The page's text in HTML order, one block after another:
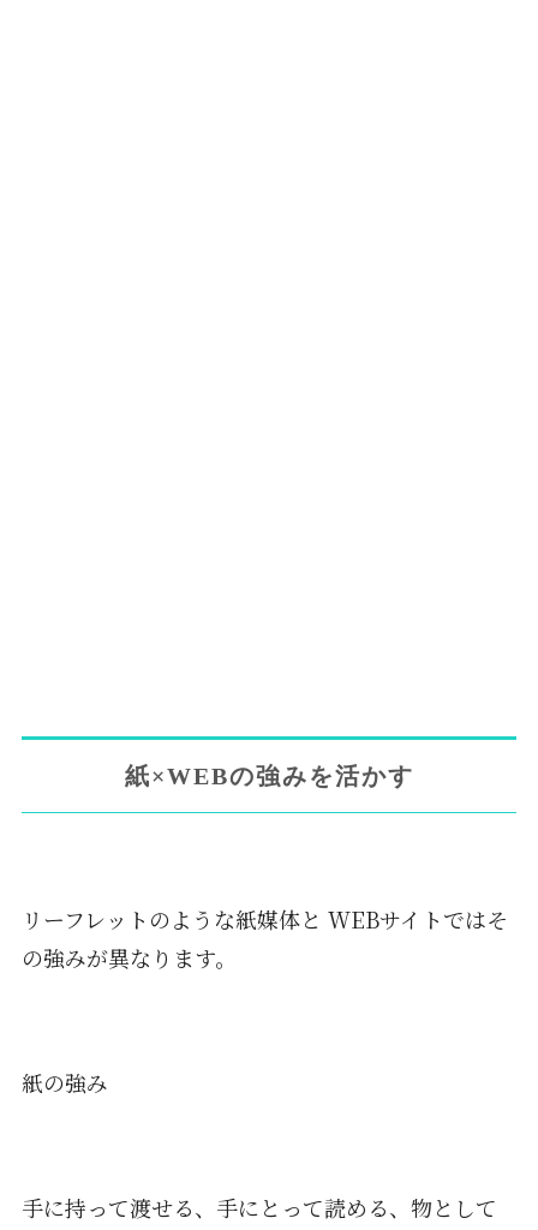
紙×WEBの強みを活かす
リーフレットのような紙媒体と WEBサイトではそ
の強みが異なります。
紙の強み
手に持って渡せる、手にとって読める、物として